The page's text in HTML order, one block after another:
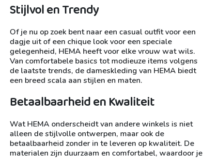
Stijlvol en Trendy
Of je nu op zoek bent naar een casual outfit voor een
dagje uit of een chique look voor een speciale
gelegenheid, HEMA heeft voor elke vrouw wat wils.
Van comfortabele basics tot modieuze items volgens
de laatste trends, de dameskleding van HEMA biedt
een breed scala aan stijlen en maten.
Betaalbaarheid en Kwaliteit
Wat HEMA onderscheidt van andere winkels is niet
alleen de stijlvolle ontwerpen, maar ook de
betaalbaarheid zonder in te leveren op kwaliteit. De
materialen zijn duurzaam en comfortabel, waardoor je